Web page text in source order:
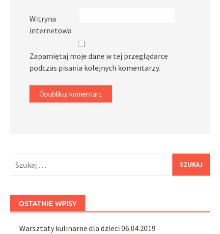
Witryna
internetowa
Zapamiętaj moje dane w tej przeglądarce
podczas pisania kolejnych komentarzy.
OSTATNIE WPISY
Warsztaty kulinarne dla dzieci 06.04.2019